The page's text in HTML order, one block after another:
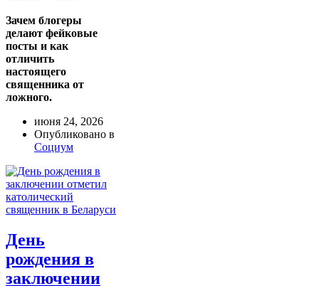
Зачем блогеры
делают фейковые
посты и как
отличить
настоящего
священника от
ложного.
июня 24, 2026
Опубликовано в
Социум
День
рождения в
заключении